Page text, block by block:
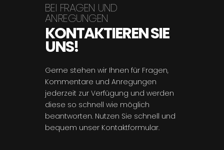
BEI FRAGEN UND
ANREGUNGEN
KONTAKTIEREN SIE
UNS!
Gerne stehen wir Ihnen für Fragen,
Kommentare und Anregungen
jederzeit zur Verfügung und werden
diese so schnell wie möglich
beantworten. Nutzen Sie schnell und
bequem unser Kontaktformular.